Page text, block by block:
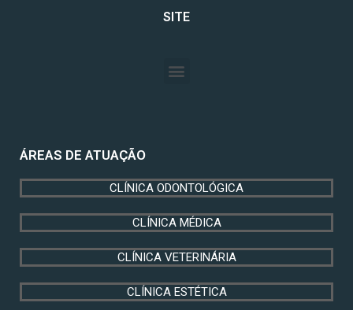
SITE
ÁREAS DE ATUAÇÃO
CLÍNICA ODONTOLÓGICA
CLÍNICA MÉDICA
CLÍNICA VETERINÁRIA
CLÍNICA ESTÉTICA